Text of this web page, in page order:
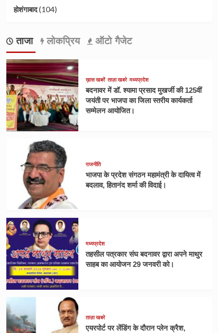
होशंगाबाद(104)
ताजा लोकप्रिय ऑटो गैजेट
ख़ास खबरें ताज़ा खबरे मध्यप्रदेश
बदनावर में डॉ. श्यामा प्रसाद मुखर्जी की 125वीं
जयंती पर भाजपा का जिला स्तरीय कार्यकर्ता
सम्मेलन आयोजित।
राजनीति
भाजपा के प्रदेश संगठन महामंत्री के दायित्व में
बदलाव, हितानंद शर्मा की विदाई।
मध्यप्रदेश
तहसील पत्रकार संघ बदनावर द्वारा अपने माथुर
साहब का आयोजन 29 जनवरी को।
ताज़ा खबरे
एयरपोर्ट पर लेंडिंग के दौरान प्लेन क्रैश,